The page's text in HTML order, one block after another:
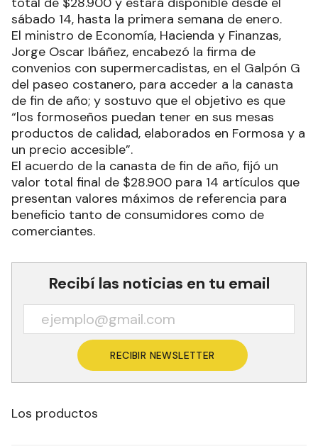
sábado 14, hasta la primera semana de enero.
El ministro de Economía, Hacienda y Finanzas,
Jorge Oscar Ibáñez, encabezó la firma de
convenios con supermercadistas, en el Galpón G
del paseo costanero, para acceder a la canasta
de fin de año; y sostuvo que el objetivo es que
“los formoseños puedan tener en sus mesas
productos de calidad, elaborados en Formosa y a
un precio accesible”.
El acuerdo de la canasta de fin de año, fijó un
valor total final de $28.900 para 14 artículos que
presentan valores máximos de referencia para
beneficio tanto de consumidores como de
comerciantes.
Recibí las noticias en tu email
RECIBIR NEWSLETTER
Los productos